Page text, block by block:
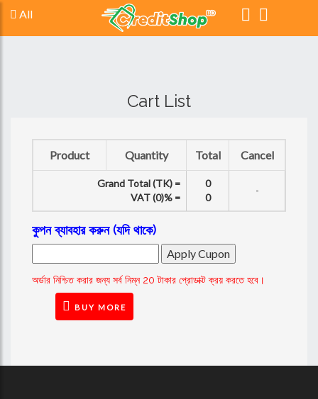
All
Cart List
Product Quantity Total Cancel
Grand Total (TK) =
VAT (0)% =
0
0
-
কুপন ব্যাবহার করুন (যদি থাকে)
অর্ডার নিশ্চিত করার জন্য সর্ব নিম্ন 20 টাকার প্রোডাক্ট ক্রয় করতে হবে।
BUY MORE